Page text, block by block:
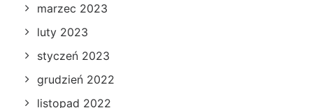
marzec 2023
luty 2023
styczeń 2023
grudzień 2022
listopad 2022